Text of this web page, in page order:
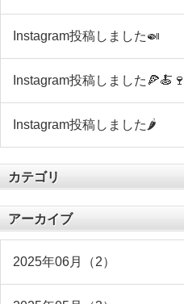
Instagram投稿しました🍛
Instagram投稿しました🍕🍝🍷
Instagram投稿しました🌶
カテゴリ
アーカイブ
2025年06月（2）